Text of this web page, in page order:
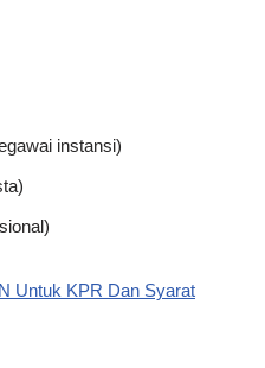
instansi)
Untuk KPR Dan Syarat